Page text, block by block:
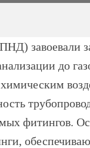
завоевали
до
фитингов.